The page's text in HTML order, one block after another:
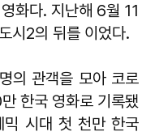
화다. 지난해 6월 11
시2의 뒤를 이었다.
의 관객을 모아 코로
한국 영화로 기록됐
믹 시대 첫 천만 한국